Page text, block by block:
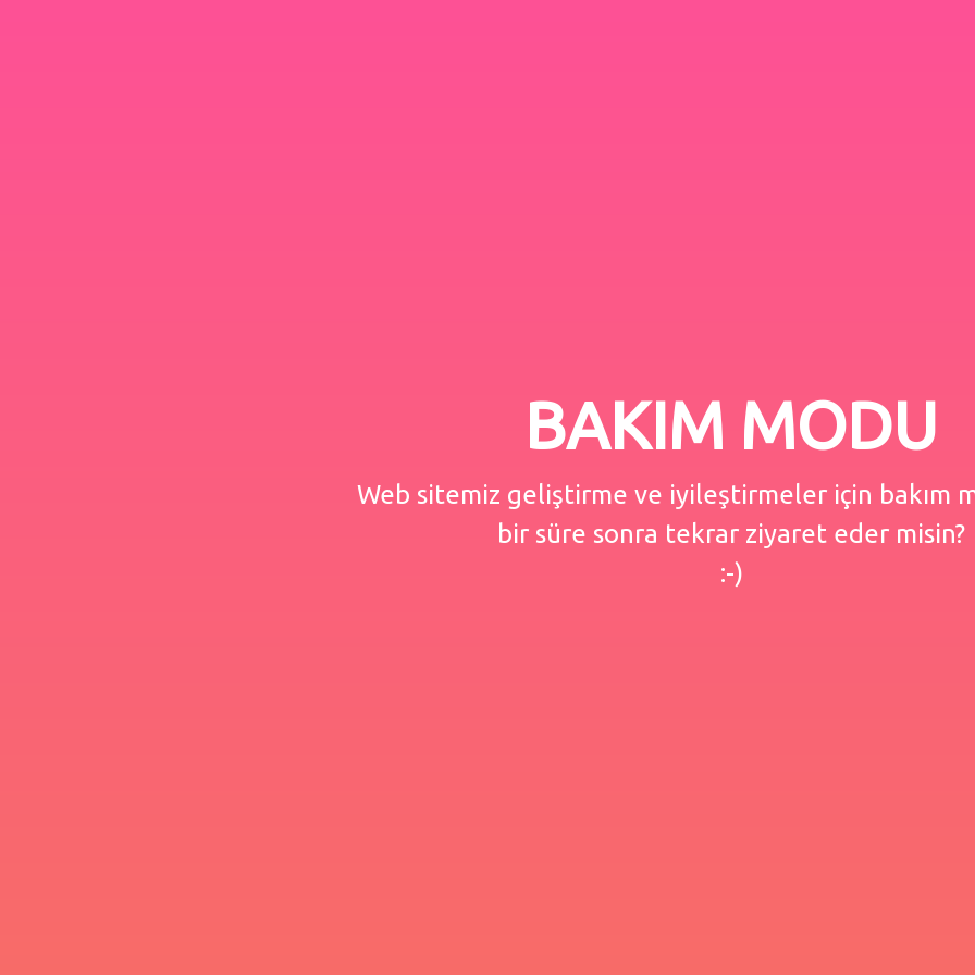
BAKIM MODU
Web sitemiz geliştirme ve iyileştirmeler için bakım
bir süre sonra tekrar ziyaret eder misin?
:-)